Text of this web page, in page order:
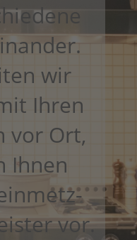
wir
Ihren
vor Ort,
Ihnen
vor.